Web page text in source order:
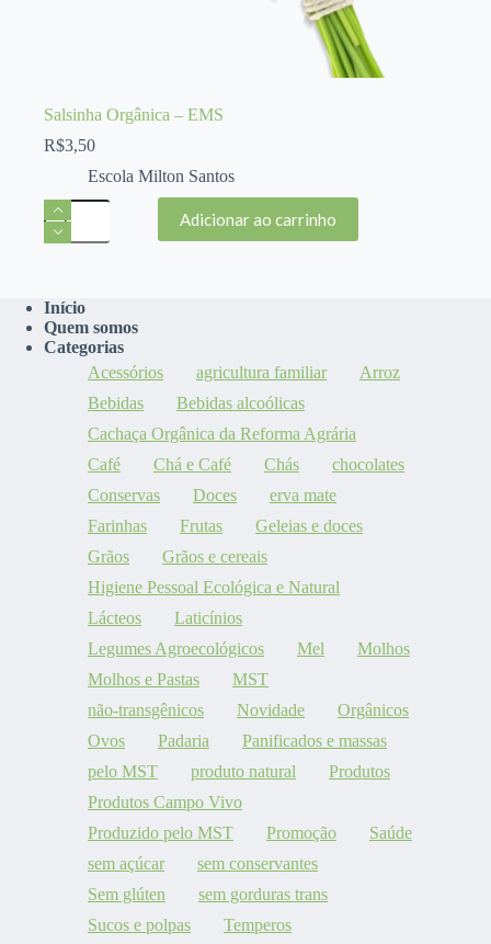
Salsinha Orgânica – EMS
R$3,50
Escola Milton Santos
Salsinha
Orgânica
-
Adicionar ao carrinho
Início
Quem somos
Categorias
Acessórios
agricultura familiar
Arroz
Bebidas
Bebidas alcoólicas
Cachaça Orgânica da Reforma Agrária
Café
Chá e Café Chás
chocolates
Conservas
Doces
erva mate
Farinhas
Frutas
Geleias e doces
Grãos
Grãos e cereais
Higiene Pessoal Ecológica e Natural
Lácteos
Laticínios
Legumes Agroecológicos
Mel
Molhos
Molhos e Pastas
MST
não-transgênicos
Novidade
Orgânicos
Ovos
Padaria
Panificados e massas
pelo MST
produto natural
Produtos
Produtos Campo Vivo
Produzido pelo MST
Promoção
Saúde
sem açúcar
sem conservantes
Sem glúten
sem gorduras trans
Sucos e polpas
Temperos